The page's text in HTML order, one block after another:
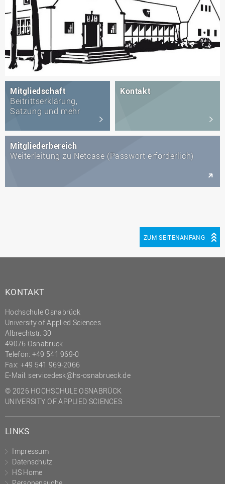
Mitgliedschaft
Beitrittserklärung,
Satzung und mehr
Kontakt
Mitgliederbereich
Weiterleitung zu Netcase (Passwort erforderlich)
ZUM SEITENANFANG
KONTAKT
Hochschule Osnabrück
University of Applied Sciences
Albrechtstr. 30
49076 Osnabrück
Telefon: +49 541 969-0
Fax: +49 541 969-2066
E-Mail: servicedesk@hs-osnabrueck.de
© 2026 HOCHSCHULE OSNABRÜCK
UNIVERSITY OF APPLIED SCIENCES
LINKS
Impressum
Datenschutz
HS Home